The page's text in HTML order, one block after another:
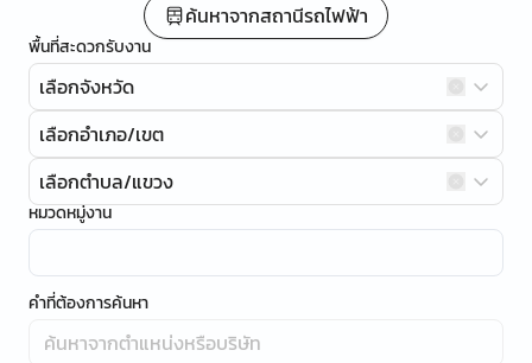
ค้นหาจากสถานีรถไฟฟ้า
พื้นที่สะดวกรับงาน
เลือกจังหวัด
เลือกอำเภอ/เขต
เลือกตำบล/แขวง
หมวดหมู่งาน
คำที่ต้องการค้นหา